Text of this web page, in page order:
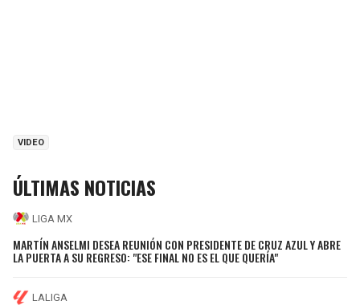
VIDEO
ÚLTIMAS NOTICIAS
LIGA MX
MARTÍN ANSELMI DESEA REUNIÓN CON PRESIDENTE DE CRUZ AZUL Y ABRE
LA PUERTA A SU REGRESO: "ESE FINAL NO ES EL QUE QUERÍA"
LALIGA